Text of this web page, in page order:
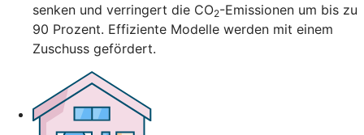
senken und verringert die CO2-Emissionen um bis zu
90 Prozent. Effiziente Modelle werden mit einem
Zuschuss gefördert.